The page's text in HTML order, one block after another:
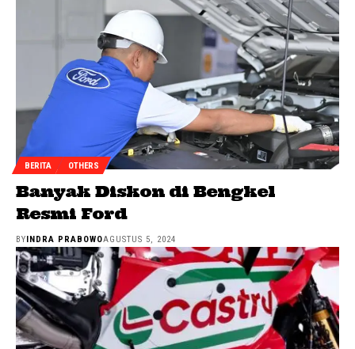
BERITA OTHERS
Banyak Diskon di Bengkel
Resmi Ford
BYINDRA PRABOWOAGUSTUS 5, 2024